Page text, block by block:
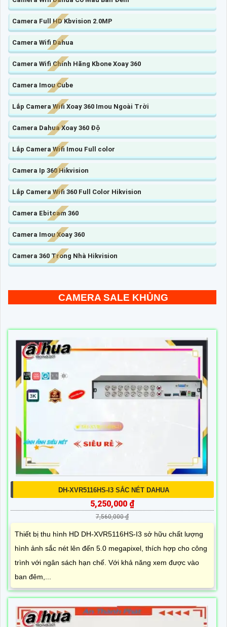
Camera Full HD Kbvision 2.0MP
Camera Wifi Dahua
Camera Wifi Chính Hãng Kbone Xoay 360
Camera Imou Cube
Lắp Camera Wifi Xoay 360 Imou Ngoài Trời
Camera Dahua Xoay 360 Độ
Lắp Camera Wifi Imou Full color
Camera Ip 360 Hikvision
Lắp Camera Wifi 360 Full Color Hikvision
Camera Ebitcam 360
Camera Imou Xoay 360
Camera 360 Trong Nhà Hikvision
CAMERA SALE KHỦNG
DH-XVR5116HS-I3 SẮC NÉT DAHUA
5,250,000 ₫
7,560,000 ₫
Thiết bị thu hình HD DH-XVR5116HS-I3 sở hữu chất lượng
hình ảnh sắc nét lên đến 5.0 megapixel, thích hợp cho công
trình với ngân sách hạn chế. Với khả năng xem được vào
ban đêm,...